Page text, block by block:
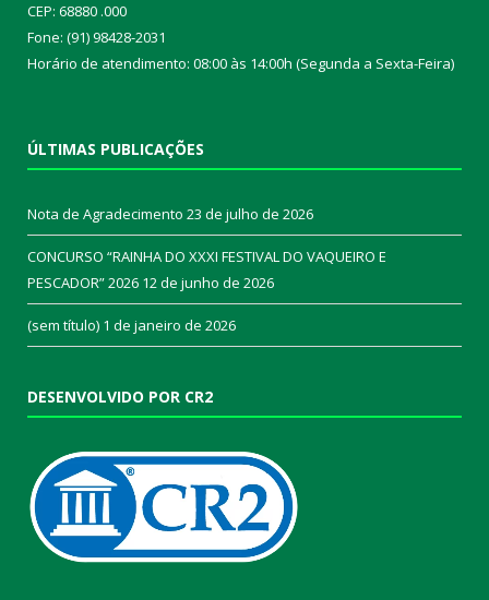
CEP: 68880 .000
Fone: (91) 98428-2031
Horário de atendimento: 08:00 às 14:00h (Segunda a Sexta-Feira)
ÚLTIMAS PUBLICAÇÕES
Nota de Agradecimento 23 de julho de 2026
CONCURSO “RAINHA DO XXXI FESTIVAL DO VAQUEIRO E
PESCADOR” 2026 12 de junho de 2026
(sem título) 1 de janeiro de 2026
DESENVOLVIDO POR CR2